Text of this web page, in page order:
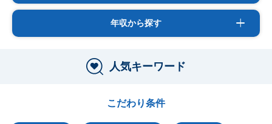
年収から探す
人気キーワード
こだわり条件